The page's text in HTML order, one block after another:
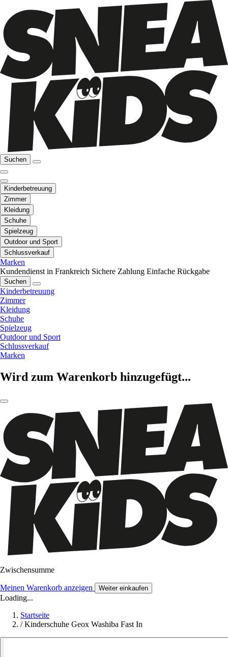
Suchen
Kinderbetreuung
Zimmer
Kleidung
Schuhe
Spielzeug
Outdoor und Sport
Schlussverkauf
Marken
Kundendienst in Frankreich Sichere Zahlung Einfache Rückgabe
Suchen
Kinderbetreuung
Zimmer
Kleidung
Schuhe
Spielzeug
Outdoor und Sport
Schlussverkauf
Marken
Wird zum Warenkorb hinzugefügt...
Zwischensumme
Meinen Warenkorb anzeigen Weiter einkaufen
Loading...
Startseite
/ Kinderschuhe Geox Washiba Fast In